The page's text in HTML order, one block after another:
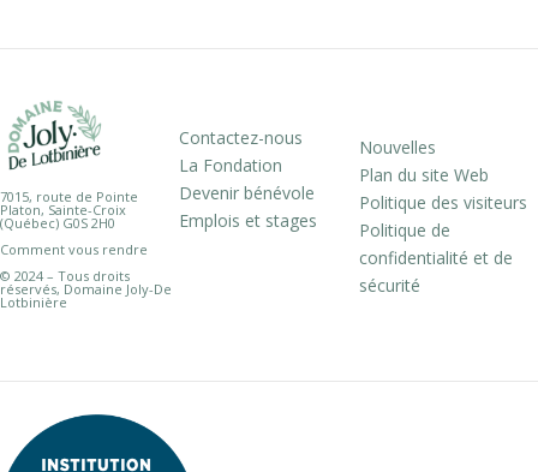
7015, route de Pointe
Platon, Sainte-Croix
(Québec) G0S 2H0
Comment vous rendre
© 2024 – Tous droits
réservés, Domaine Joly-De
Lotbinière
Contactez-nous
La Fondation
Devenir bénévole
Emplois et stages
Nouvelles
Plan du site Web
Politique des visiteurs
Politique de
confidentialité et de
sécurité